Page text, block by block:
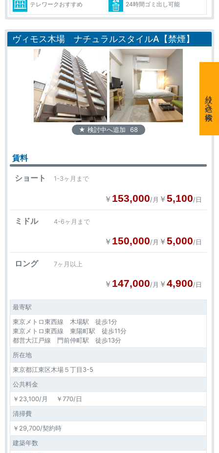
絞り込み検索
テレワークおすすめ 24時間ゴミ出し可能
ヴィモス木場 ナチュラルスタイルA【禁煙】
★ 検討中へ追加 68
賃料
ショート 1-3ヶ月まで
￥ 153,000/月 ￥5,100/日
ミドル 4-6ヶ月まで
￥ 150,000/月 ￥5,000/日
ロング 7ヶ月以上
￥ 147,000/月 ￥4,900/日
最寄駅
東京メトロ東西線 木場駅 徒歩1分
東京メトロ東西線 東陽町駅 徒歩11分
都営大江戸線 門前仲町駅 徒歩13分
所在地
東京都江東区木場５丁目3-5
公共料金
￥23,100/月 ￥770/日
清掃費
￥29,700/契約時
建築年数